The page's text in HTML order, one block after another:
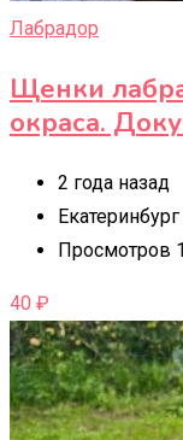
Лабрадор
Щенки
окраса.
2 года назад
Екатеринбург
Просмотров
40 ₽